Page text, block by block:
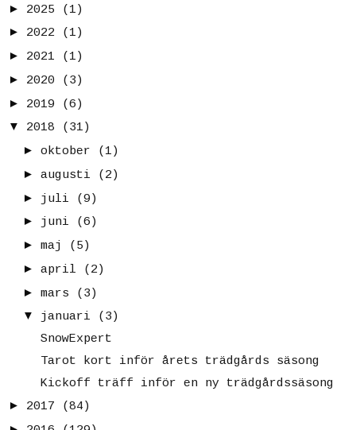
► 2025
(1)
► 2022
(1)
► 2021
(1)
► 2020
(3)
► 2019
(6)
▼
2018
(31)
► oktober
(1)
► augusti
(2)
► juli
(9)
► juni
(6)
► maj
(5)
► april
(2)
► mars
(3)
▼
januari
(3)
SnowExpert
Tarot kort inför årets trädgårds säsong
Kickoff träff inför en ny trädgårdssäsong
► 2017
(84)